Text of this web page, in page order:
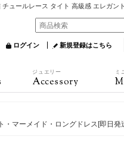
ュールレース タイト 高級感 エレガン
ログイン 新規登録はこちら
ジュエリー
Accessory
ミ
マーメイド・ロングドレス[即日発